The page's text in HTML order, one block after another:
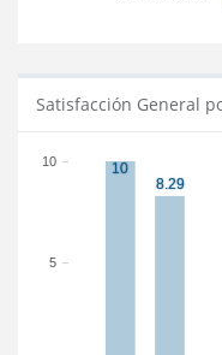
Satisfacción General
5
10